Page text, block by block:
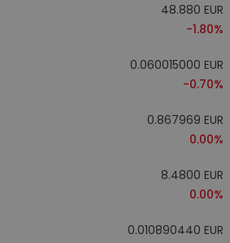
48.880 EUR
-1.80%
0.060015000 EUR
-0.70%
0.867969 EUR
0.00%
8.4800 EUR
0.00%
0.010890440 EUR